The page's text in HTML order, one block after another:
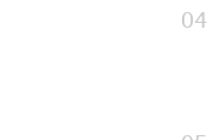
04